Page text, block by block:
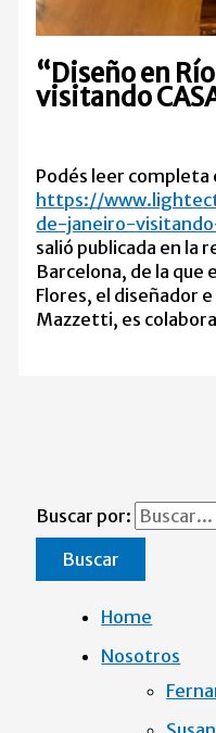
“Diseño en
visitando
Podés leer completa
https://
de-janeiro-
salió publicada en
Barcelona, de la que
Flores, el diseñador
Mazzetti, es
Buscar por:
Home
Nosotros